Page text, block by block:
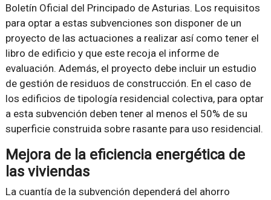
Boletín Oficial del Principado de Asturias. Los requisitos
para optar a estas subvenciones son disponer de un
proyecto de las actuaciones a realizar así como tener el
libro de edificio y que este recoja el informe de
evaluación. Además, el proyecto debe incluir un estudio
de gestión de residuos de construcción. En el caso de
los edificios de tipología residencial colectiva, para optar
a esta subvención deben tener al menos el 50% de su
superficie construida sobre rasante para uso residencial.
Mejora de la eficiencia energética de
las viviendas
La cuantía de la subvención dependerá del ahorro